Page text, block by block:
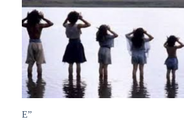
E”